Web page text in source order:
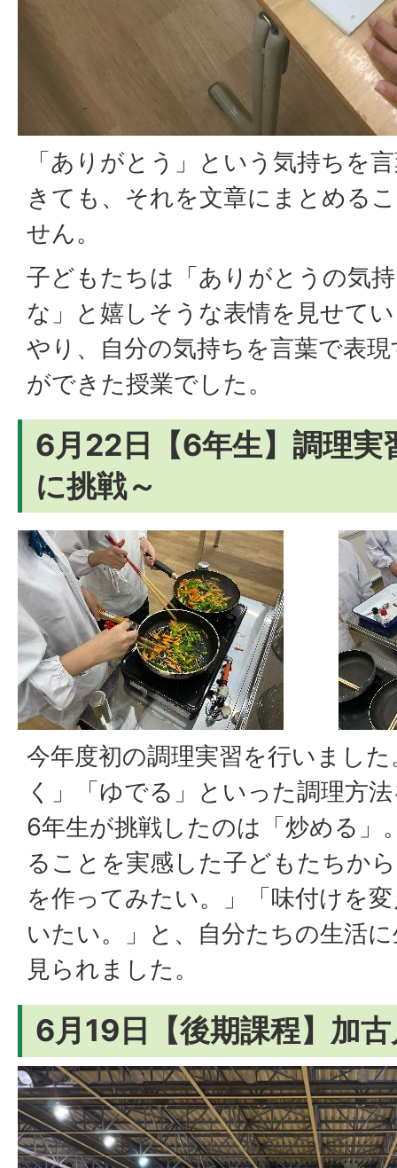
「ありがとう」という気持ちを
きても、それを文章にまとめる
せん。
子どもたちは「ありがとうの気
な」と嬉しそうな表情を見せて
やり、自分の気持ちを言葉で表
ができた授業でした。
6月22日【6年生】調理実
に挑戦～
今年度初の調理実習を行いまし
く」「ゆでる」といった調理方
6年生が挑戦したのは「炒める」
ることを実感した子どもたちか
を作ってみたい。」「味付けを
いたい。」と、自分たちの生活
見られました。
6月19日【後期課程】加